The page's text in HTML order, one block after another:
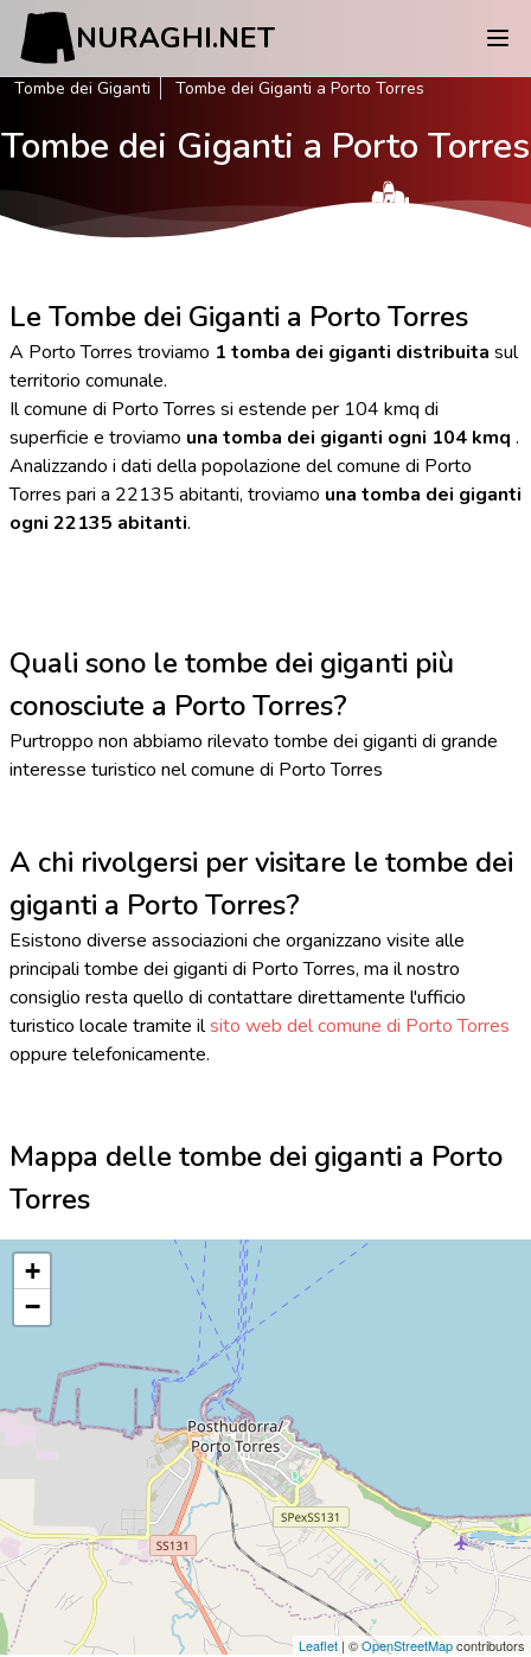
NURAGHI.NET
Tombe dei Giganti Tombe dei Giganti a Porto Torres
Tombe dei Giganti a Porto Torres
Le Tombe dei Giganti a Porto Torres
A Porto Torres troviamo 1 tomba dei giganti distribuita sul
territorio comunale.
Il comune di Porto Torres si estende per 104 kmq di
superficie e troviamo una tomba dei giganti ogni 104 kmq .
Analizzando i dati della popolazione del comune di Porto
Torres pari a 22135 abitanti, troviamo una tomba dei giganti
ogni 22135 abitanti.
Quali sono le tombe dei giganti più
conosciute a Porto Torres?
Purtroppo non abbiamo rilevato tombe dei giganti di grande
interesse turistico nel comune di Porto Torres
A chi rivolgersi per visitare le tombe dei
giganti a Porto Torres?
Esistono diverse associazioni che organizzano visite alle
principali tombe dei giganti di Porto Torres, ma il nostro
consiglio resta quello di contattare direttamente l'ufficio
turistico locale tramite ilsito web del comune di Porto Torres
oppure telefonicamente.
Mappa delle tombe dei giganti a Porto
Torres
+
−
Leaflet | ©OpenStreetMapcontributors